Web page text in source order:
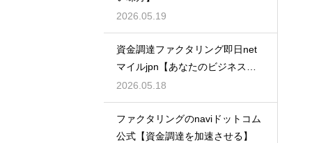
2026.05.19
資金調達ファクタリング即日net
マイルjpn【あなたのビジネスを
支える】
2026.05.18
ファクタリングのnaviドットコム
公式【資金調達を加速させる】